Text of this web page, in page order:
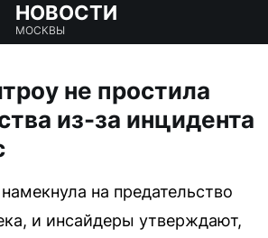
НОВОСТИ
МОСКВЫ
не простила
из-за инцидента
на предательство
и инсайдеры утверждают,